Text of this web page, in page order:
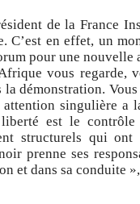
de la France
C’est en effet, un
pour une nouvelle
vous regarde,
la démonstration.
singulière a
est le
structurels qui
prenne ses
et dans sa conduite